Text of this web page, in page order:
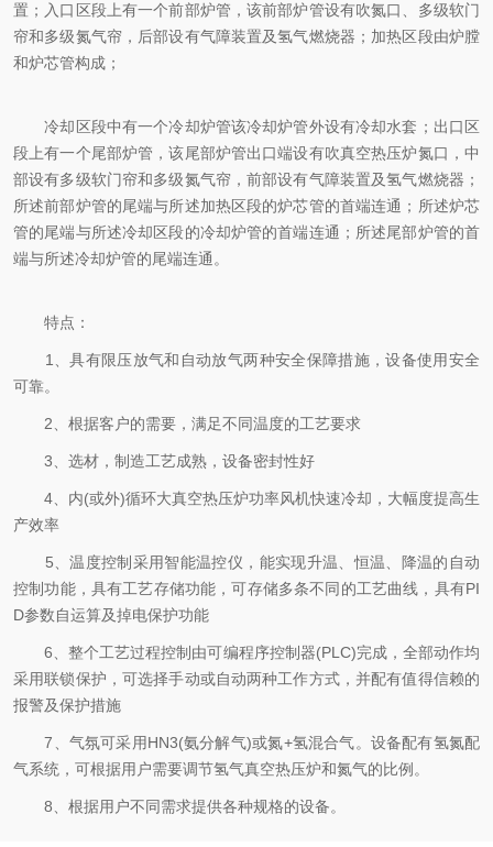
置；入口区段上有一个前部炉管，该前部炉管设有吹氮口、多级软门
帘和多级氮气帘，后部设有气障装置及氢气燃烧器；加热区段由炉膛
和炉芯管构成；
冷却区段中有一个冷却炉管该冷却炉管外设有冷却水套；出口区
段上有一个尾部炉管，该尾部炉管出口端设有吹真空热压炉氮口，中
部设有多级软门帘和多级氮气帘，前部设有气障装置及氢气燃烧器；
所述前部炉管的尾端与所述加热区段的炉芯管的首端连通；所述炉芯
管的尾端与所述冷却区段的冷却炉管的首端连通；所述尾部炉管的首
端与所述冷却炉管的尾端连通。
特点：
1、具有限压放气和自动放气两种安全保障措施，设备使用安全
可靠。
2、根据客户的需要，满足不同温度的工艺要求
3、选材，制造工艺成熟，设备密封性好
4、内(或外)循环大真空热压炉功率风机快速冷却，大幅度提高生
产效率
5、温度控制采用智能温控仪，能实现升温、恒温、降温的自动
控制功能，具有工艺存储功能，可存储多条不同的工艺曲线，具有PI
D参数自运算及掉电保护功能
6、整个工艺过程控制由可编程序控制器(PLC)完成，全部动作均
采用联锁保护，可选择手动或自动两种工作方式，并配有值得信赖的
报警及保护措施
7、气氛可采用HN3(氨分解气)或氮+氢混合气。设备配有氢氮配
气系统，可根据用户需要调节氢气真空热压炉和氮气的比例。
8、根据用户不同需求提供各种规格的设备。